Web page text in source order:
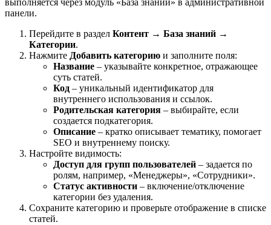
выполняется через модуль «База знаний» в административной
панели.
Перейдите в раздел Контент → База знаний →
Категории.
Нажмите Добавить категорию и заполните поля:
Название – указывайте конкретное, отражающее
суть статей.
Код – уникальный идентификатор для
внутреннего использования и ссылок.
Родительская категория – выбирайте, если
создается подкатегория.
Описание – кратко описывает тематику, помогает
SEO и внутреннему поиску.
Настройте видимость:
Доступ для групп пользователей – задается по
ролям, например, «Менеджеры», «Сотрудники».
Статус активности – включение/отключение
категории без удаления.
Сохраните категорию и проверьте отображение в списке
статей.